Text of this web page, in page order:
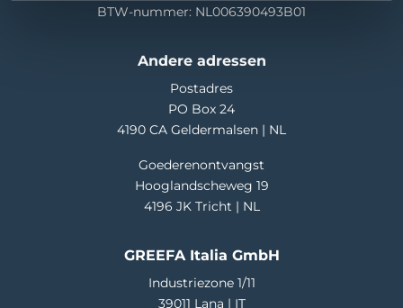
BTW-nummer: NL006390493B01
Andere adressen
Postadres
PO Box 24
4190 CA Geldermalsen | NL
Goederenontvangst
Hooglandscheweg 19
4196 JK Tricht | NL
GREEFA Italia GmbH
Industriezone 1/11
39011 Lana | IT